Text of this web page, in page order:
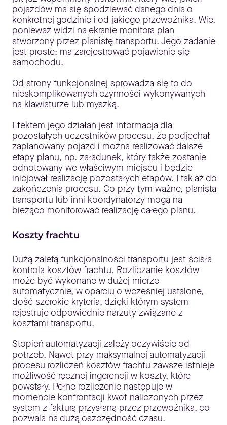
pojazdów ma się spodziewać danego dnia o
konkretnej godzinie i od jakiego przewoźnika. Wie,
ponieważ widzi na ekranie monitora plan
stworzony przez planistę transportu. Jego zadanie
jest proste: ma zarejestrować pojawienie się
samochodu.
Od strony funkcjonalnej sprowadza się to do
nieskomplikowanych czynności wykonywanych
na klawiaturze lub myszką.
Efektem jego działań jest informacja dla
pozostałych uczestników procesu, że podjechał
zaplanowany pojazd i można realizować dalsze
etapy planu, np. załadunek, który także zostanie
odnotowany we właściwym miejscu i będzie
inicjował realizację pozostałych etapów. I tak aż do
zakończenia procesu. Co przy tym ważne, planista
transportu lub inni koordynatorzy mogą na
bieżąco monitorować realizację całego planu.
Koszty frachtu
Dużą zaletą funkcjonalności transportu jest ścisła
kontrola kosztów frachtu. Rozliczanie kosztów
może być wykonane w dużej mierze
automatycznie, w oparciu o wcześniej ustalone,
dość szerokie kryteria, dzięki którym system
rejestruje odpowiednie narzuty związane z
kosztami transportu.
Stopień automatyzacji zależy oczywiście od
potrzeb. Nawet przy maksymalnej automatyzacji
procesu rozliczeń kosztów frachtu zawsze istnieje
możliwość ręcznej ingerencji w koszty, które
powstały. Pełne rozliczenie następuje w
momencie konfrontacji kwot naliczonych przez
system z fakturą przysłaną przez przewoźnika, co
pozwala na dużą oszczędność czasu.